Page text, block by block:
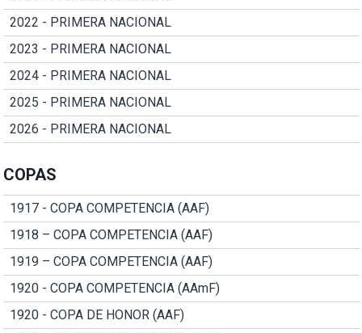
2022 - PRIMERA NACIONAL
2023 - PRIMERA NACIONAL
2024 - PRIMERA NACIONAL
2025 - PRIMERA NACIONAL
2026 - PRIMERA NACIONAL
COPAS
1917 - COPA COMPETENCIA (AAF)
1918 – COPA COMPETENCIA (AAF)
1919 – COPA COMPETENCIA (AAF)
1920 - COPA COMPETENCIA (AAmF)
1920 - COPA DE HONOR (AAF)